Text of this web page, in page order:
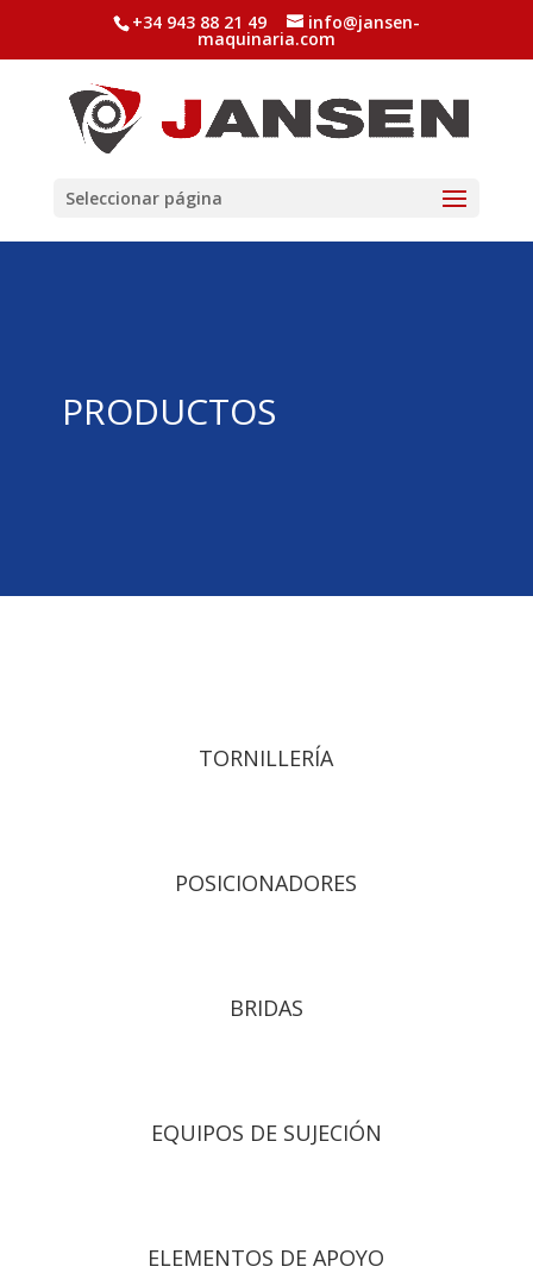
+34 943 88 21 49 info@jansen-
maquinaria.com
Seleccionar página
PRODUCTOS
TORNILLERÍA
POSICIONADORES
BRIDAS
EQUIPOS DE SUJECIÓN
ELEMENTOS DE APOYO